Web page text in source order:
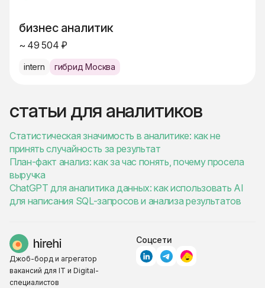
бизнес аналитик
~ 49 504 ₽
intern гибрид Москва
статьи для аналитиков
Статистическая значимость в аналитике: как не
принять случайность за результат
План-факт анализ: как за час понять, почему просела
выручка
ChatGPT для аналитика данных: как использовать AI
для написания SQL-запросов и анализа результатов
Джоб-борд и агрегатор
вакансий для IT и Digital-
специалистов
Соцсети